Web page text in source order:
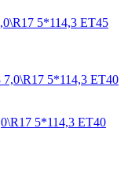
5*114,3 ET45
5*114,3 ET40